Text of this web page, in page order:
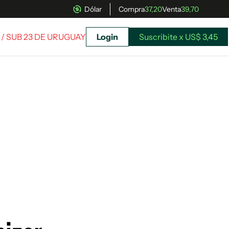
Dólar Compra37,20Venta39,70
/ SUB 23 DE URUGUAY Login Suscribite x US$ 3,45